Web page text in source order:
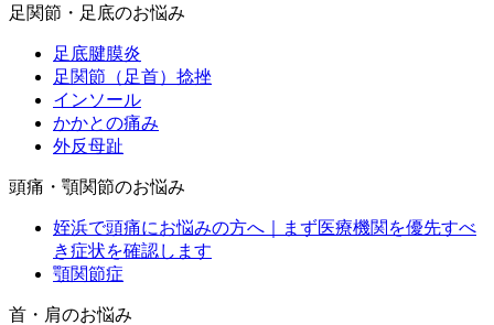
足関節・足底のお悩み
足底腱膜炎
足関節（足首）捻挫
インソール
かかとの痛み
外反母趾
頭痛・顎関節のお悩み
姪浜で頭痛にお悩みの方へ｜まず医療機関を優先すべ
き症状を確認します
顎関節症
首・肩のお悩み